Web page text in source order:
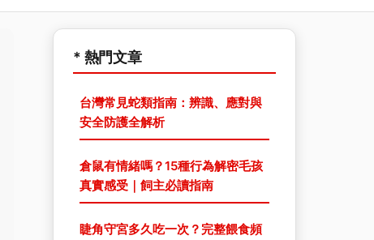
* 熱門文章
台灣常見蛇類指南：辨識、應對與
安全防護全解析
倉鼠有情緒嗎？15種行為解密毛孩
真實感受｜飼主必讀指南
睫角守宮多久吃一次？完整餵食頻